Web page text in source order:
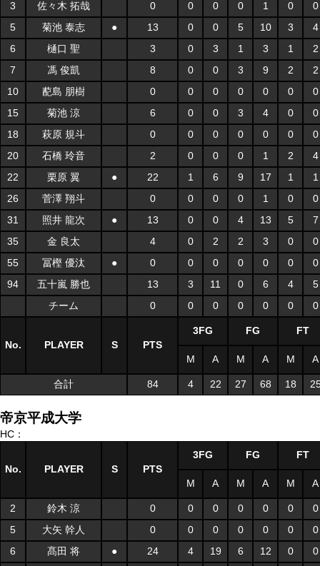
3 佐々木 拓哉 0 0 0 0 1 0
0
5
菊池 泰志 ● 13 0 0 5 10 3
4
6
樋口 聖 3 0 3 1 3 1
2
7
馮 俊凱 8 0 0 3 9 2
2
10
蓜島 朋樹 0 0 0 0 0 0
0
15
菊池 涼 6 0 0 3 4 0
0
18
萩原 規斗 0 0 0 0 0 0
0
20
石橋 玲音 2 0 0 0 1 2
4
22
栗原 翼 ● 22 1 6 9 17 1
1
26
菅澤 翔斗 0 0 0 0 1 0
0
31
照井 龍次 ● 13 0 0 4 13 5
7
35
金 良太 4 0 2 2 3 0
0
55
冨樫 優汰 ● 0 0 0 0 0 0
0
94
五十嵐 勝也 13 3 11 0 6 4
5
チーム
0 0 0 0 0 0 0
No. PLAYER S PTS
3FG FG FT
M A M A M A
合計 84 4 22 27 68 18
帝京平成大学
HC：
No. PLAYER S PTS
3FG FG FT
M A M A M A
2 鈴木 涼 0 0 0 0 0 0
0
5
大矢 幹人 0 0 0 0 0 0
0
6
髙田 将 ● 24 4 19 6 12 0
0